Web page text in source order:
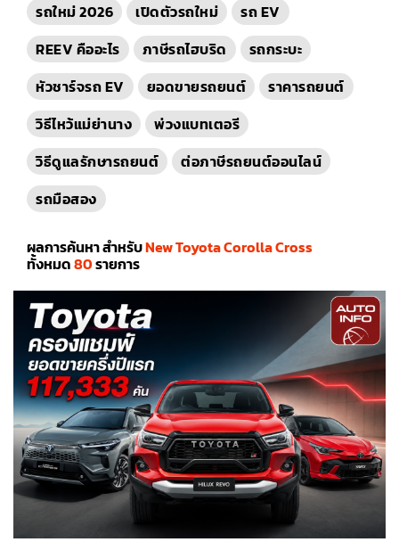
รถใหม่ 2026
เปิดตัวรถใหม่
รถ EV
REEV คืออะไร
ภาษีรถไฮบริด
รถกระบะ
หัวชาร์จรถ EV
ยอดขายรถยนต์
ราคารถยนต์
วิธีไหว้แม่ย่านาง
พ่วงแบทเตอรี
วิธีดูแลรักษารถยนต์
ต่อภาษีรถยนต์ออนไลน์
รถมือสอง
ผลการค้นหา สำหรับNew Toyota Corolla Cross
ทั้งหมด80รายการ